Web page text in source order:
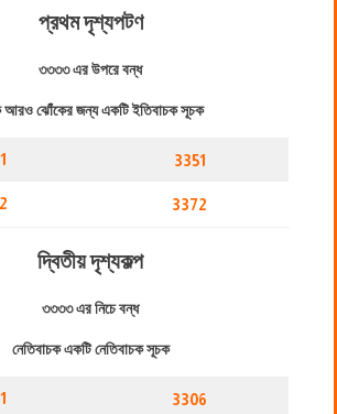
প্রথম দৃশ্যপটণ
৩৩৩৩ এর উপরে বন্ধ
আরও ঝোঁকের জন্য একটি ইতিবাচক সূচক
3351
3372
দ্বিতীয় দৃশ্যকল্প
৩৩৩৩ এর নিচে বন্ধ
নেতিবাচক একটি নেতিবাচক সূচক
3306